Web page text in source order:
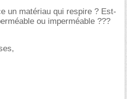
un matériau qui respire ? Est-
ou imperméable ???